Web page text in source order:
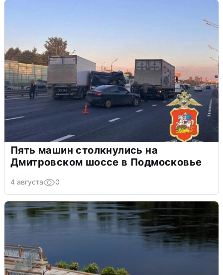
Пять машин столкнулись на
Дмитровском шоссе в Подмосковье
4 августа 0